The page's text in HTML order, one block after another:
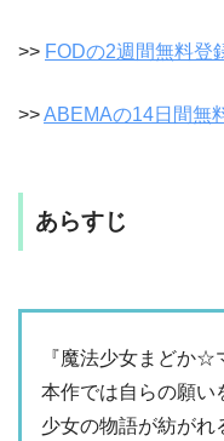
>> FODの2週間無料登
>>ABEMAの14日間無
あらすじ
『魔法少女まどか☆
本作では自らの願い
少女の物語が紡がれ